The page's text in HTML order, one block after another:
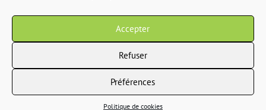
Accepter
Refuser
Préférences
Politique de cookies
Copyright 2022 IR2S tous droits résservés |CGV|